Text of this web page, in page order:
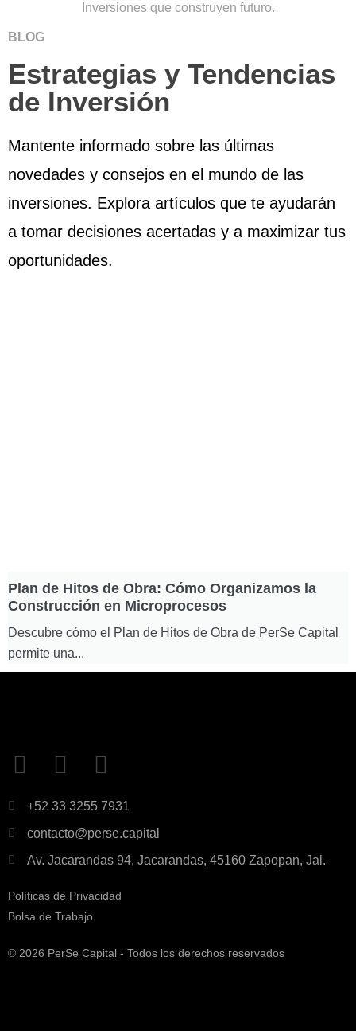
Inversiones que construyen futuro.
BLOG
Estrategias y Tendencias
de Inversión
Mantente informado sobre las últimas
novedades y consejos en el mundo de las
inversiones. Explora artículos que te ayudarán
a tomar decisiones acertadas y a maximizar tus
oportunidades.
Plan de Hitos de Obra: Cómo Organizamos la
Construcción en Microprocesos
Descubre cómo el Plan de Hitos de Obra de PerSe Capital
permite una...
+52 33 3255 7931
contacto@perse.capital
Av. Jacarandas 94, Jacarandas, 45160 Zapopan, Jal.
Políticas de Privacidad
Bolsa de Trabajo
© 2026 PerSe Capital - Todos los derechos reservados